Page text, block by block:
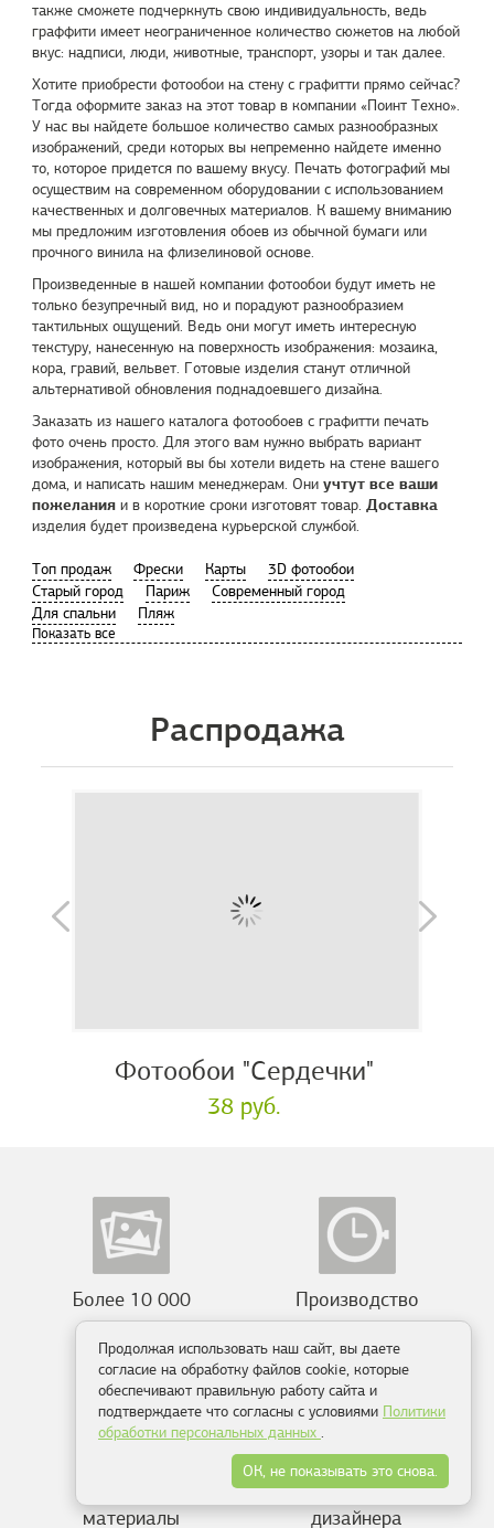
также сможете подчеркнуть свою индивидуальность, ведь
граффити имеет неограниченное количество сюжетов на любой
вкус: надписи, люди, животные, транспорт, узоры и так далее.
Хотите приобрести фотообои на стену с графитти прямо сейчас?
Тогда оформите заказ на этот товар в компании «Поинт Техно».
У нас вы найдете большое количество самых разнообразных
изображений, среди которых вы непременно найдете именно
то, которое придется по вашему вкусу. Печать фотографий мы
осуществим на современном оборудовании с использованием
качественных и долговечных материалов. К вашему вниманию
мы предложим изготовления обоев из обычной бумаги или
прочного винила на флизелиновой основе.
Произведенные в нашей компании фотообои будут иметь не
только безупречный вид, но и порадуют разнообразием
тактильных ощущений. Ведь они могут иметь интересную
текстуру, нанесенную на поверхность изображения: мозаика,
кора, гравий, вельвет. Готовые изделия станут отличной
альтернативой обновления поднадоевшего дизайна.
Заказать из нашего каталога фотообоев с графитти печать
фото очень просто. Для этого вам нужно выбрать вариант
изображения, который вы бы хотели видеть на стене вашего
дома, и написать нашим менеджерам. Ониучтут все ваши
пожелания и в короткие сроки изготовят товар.Доставка
изделия будет произведена курьерской службой.
Tоп продаж Фрески Карты
3D фотообои
Старый город
Париж
Современный город
Для спальни
Пляж
Распродажа
Фотообои "Сердечки"
38 руб.
Более 10 000
сюжетов
Производство
от 2-х дней
материалы
Консультация
дизайнера
Продолжая использовать наш сайт, вы даете
согласие на обработку файлов cookie, которые
обеспечивают правильную работу сайта и
подтверждаете что согласны с условиями Политики
обработки персональных данных .
ОК, не показывать это снова.